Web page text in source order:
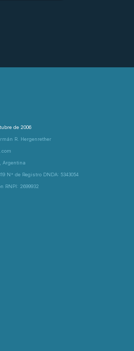
de 2006
R. Hergenrether
Argentina
N° de Registro DNDA: 5343054
RNPI: 2699932